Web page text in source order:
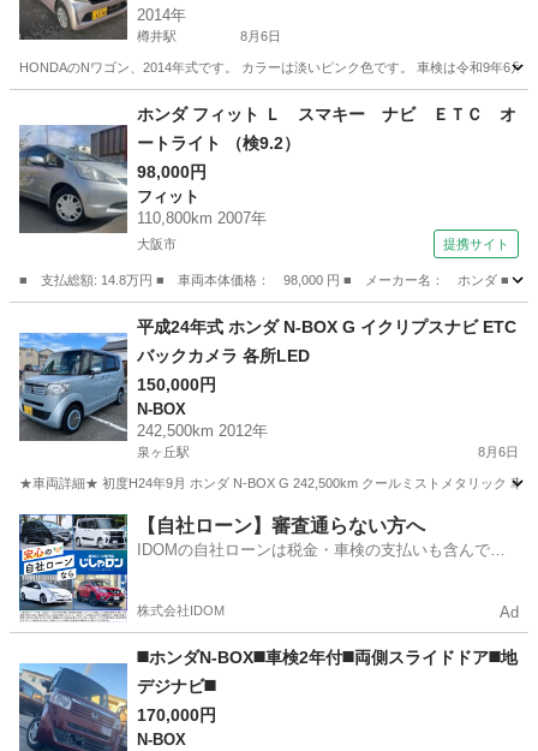
2014年
樽井駅 8月6日
HONDAのNワゴン、2014年式です。 カラーは淡いピンク色です。 車検は令和9年6
樽井駅 N-WGN
ホンダ フィット Ｌ スマキー ナビ ＥＴＣ オ
ートライト （検9.2）
98,000円
フィット
110,800km 2007年
大阪市 提携サイト
■ 支払総額: 14.8万円 ■ 車両本体価格： 98,000 円 ■ メーカー名： ホンダ
フィット
平成24年式 ホンダ N-BOX G イクリプスナビ ETC
バックカメラ 各所LED
150,000円
N-BOX
242,500km 2012年
泉ヶ丘駅 8月6日
★車両詳細★ 初度H24年9月 ホンダ N-BOX G 242,500km クールミストメタリック 車
大阪 堺市 泉ヶ丘駅 N-BOX
【自社ローン】審査通らない方へ
IDOMの自社ローンは税金・車検の支払いも含んでい
株式会社IDOM Ad
◼️ホンダN-BOX◼️車検2年付◼️両側スライドドア◼️地
デジナビ◼️
170,000円
N-BOX